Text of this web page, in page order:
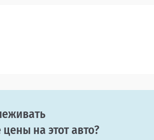
на этот авто?